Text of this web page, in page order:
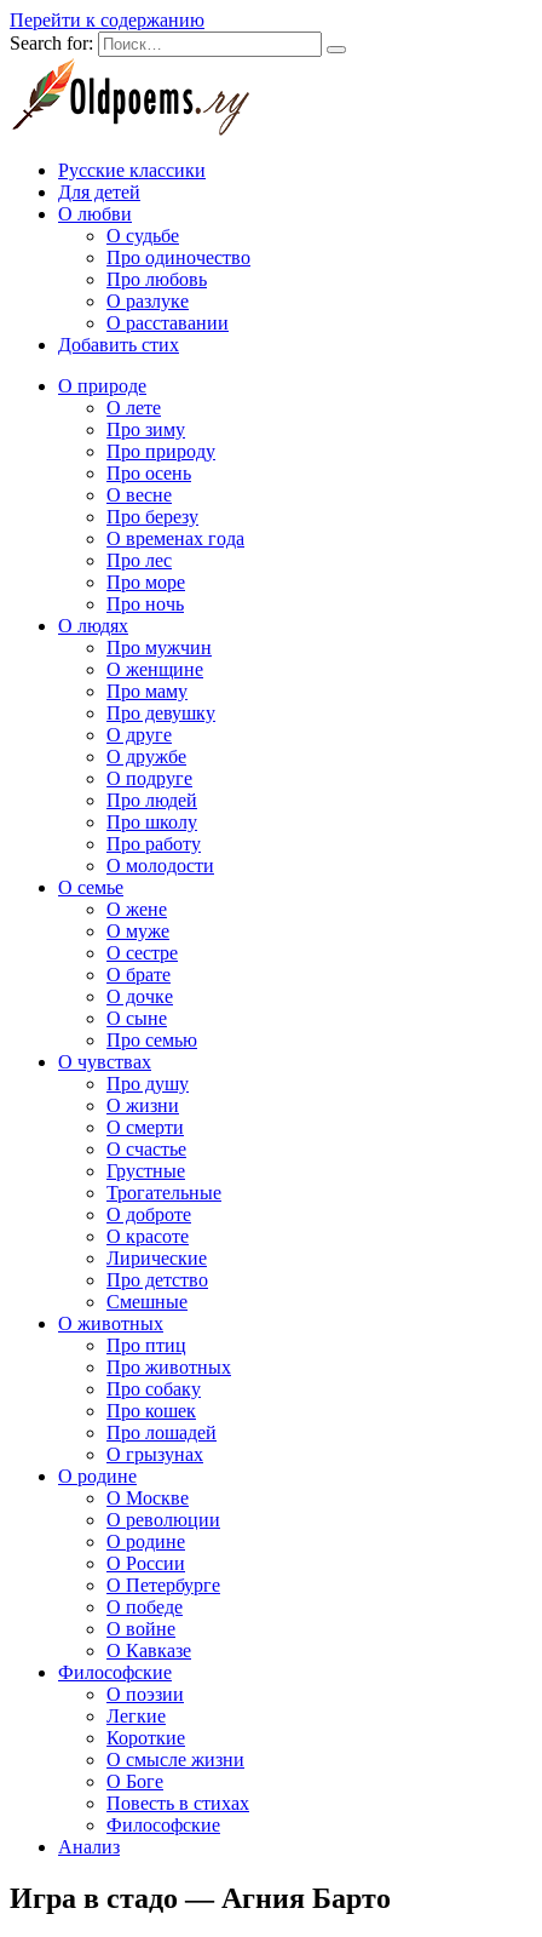
Перейти к содержанию
Search for:
Русские классики
Для детей
О любви
О судьбе
Про одиночество
Про любовь
О разлуке
О расставании
Добавить стих
О природе
О лете
Про зиму
Про природу
Про осень
О весне
Про березу
О временах года
Про лес
Про море
Про ночь
О людях
Про мужчин
О женщине
Про маму
Про девушку
О друге
О дружбе
О подруге
Про людей
Про школу
Про работу
О молодости
О семье
О жене
О муже
О сестре
О брате
О дочке
О сыне
Про семью
О чувствах
Про душу
О жизни
О смерти
О счастье
Грустные
Трогательные
О доброте
О красоте
Лирические
Про детство
Смешные
О животных
Про птиц
Про животных
Про собаку
Про кошек
Про лошадей
О грызунах
О родине
О Москве
О революции
О родине
О России
О Петербурге
О победе
О войне
О Кавказе
Философские
О поэзии
Легкие
Короткие
О смысле жизни
О Боге
Повесть в стихах
Философские
Анализ
Игра в стадо — Агния Барто